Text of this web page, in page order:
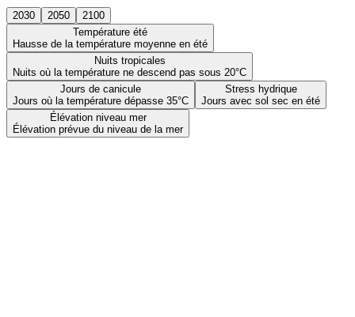
2030 2050
2100
Température été
Hausse de la température moyenne en été
Nuits tropicales
Nuits où la température ne descend pas sous 20°C
Jours de canicule
Jours où la température dépasse 35°C
Stress hydrique
Jours avec sol sec en été
Élévation niveau mer
Élévation prévue du niveau de la mer